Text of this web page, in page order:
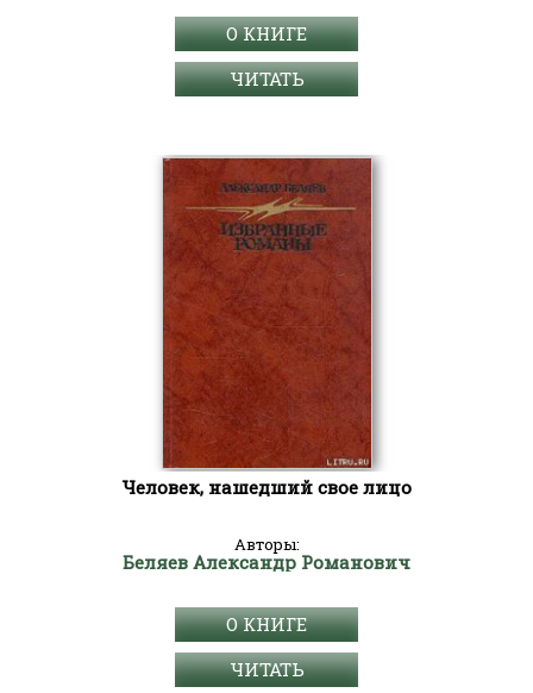
О КНИГЕ
ЧИТАТЬ
Человек, нашедший свое лицо
Авторы:
Беляев Александр Романович
О КНИГЕ
ЧИТАТЬ